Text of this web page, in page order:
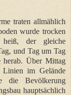
traten allmählich
wurde trocken
der gleiche
und Tag um Tag
herab. Über Mittag
im Gelände
die Bevölkerung
hauptsächlich